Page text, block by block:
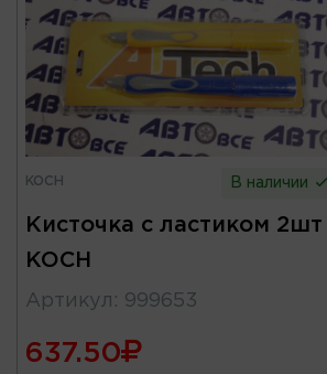
KOCH В наличии
Кисточка с ластиком 2шт
KOCH
Артикул : 999653
637.50